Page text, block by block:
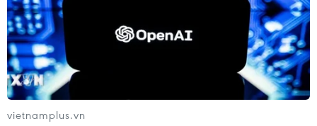
vietnamplus.vn